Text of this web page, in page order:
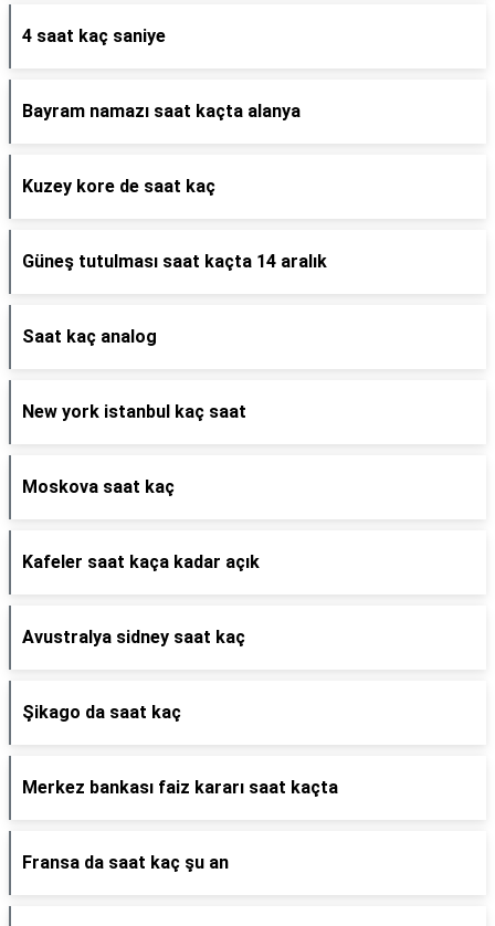
4 saat kaç saniye
Bayram namazı saat kaçta alanya
Kuzey kore de saat kaç
Güneş tutulması saat kaçta 14 aralık
Saat kaç analog
New york istanbul kaç saat
Moskova saat kaç
Kafeler saat kaça kadar açık
Avustralya sidney saat kaç
Şikago da saat kaç
Merkez bankası faiz kararı saat kaçta
Fransa da saat kaç şu an